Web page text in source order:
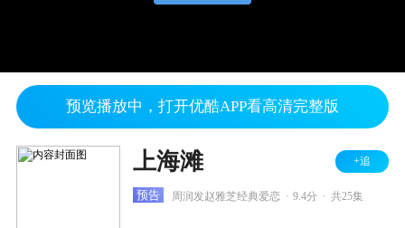
预览播放中，打开优酷APP看高清完整版
上海滩 +追
预告 周润发赵雅芝经典爱恋 9.4分 共25集